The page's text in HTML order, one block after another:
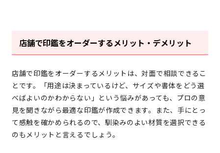
店舗で印鑑をオーダーするメリット・デメリット
店舗で印鑑をオーダーするメリットは、対面で相談できるこ
とです。「用途は決まっているけど、サイズや書体をどう選
べばよいのかわからない」という悩みがあっても、プロの意
見を聞きながら最適な印鑑が作成できます。また、手にとっ
て感触を確かめられるので、馴染みのよい材質を選択できる
のもメリットと言えるでしょう。